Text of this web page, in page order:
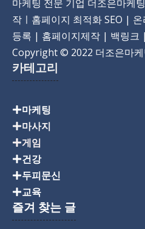
마케팅 전문 기업 더조은마케
작ㅣ홈페이지 최적화 SEO |
등록 | 홈페이지제작 | 백링크
Copyright© 2022 더조은마케
카테고리
마케팅
마사지
게임
건강
두피문신
교육
즐겨 찾는 글